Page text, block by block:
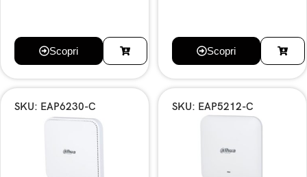
Scopri Scopri
SKU: EAP6230-C SKU: EAP5212-C